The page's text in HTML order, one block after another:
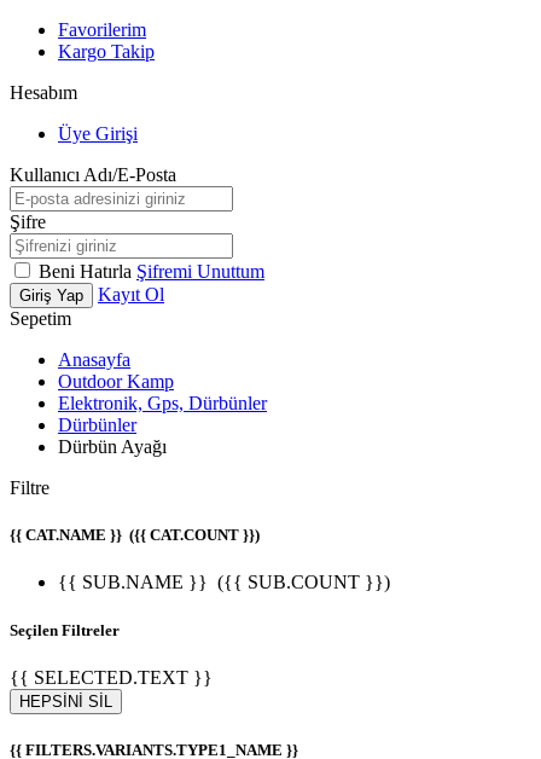
Favorilerim
Kargo Takip
Hesabım
Üye Girişi
Kullanıcı Adı/E-Posta
Şifre
Beni Hatırla Şifremi Unuttum
Giriş Yap
Kayıt Ol
Sepetim
Anasayfa
Outdoor Kamp
Elektronik, Gps, Dürbünler
Dürbünler
Dürbün Ayağı
Filtre
{{ CAT.NAME }} ({{ CAT.COUNT }})
{{ SUB.NAME }} ({{ SUB.COUNT }})
Seçilen Filtreler
{{ SELECTED.TEXT }}
HEPSİNİ SİL
{{ FILTERS.VARIANTS.TYPE1_NAME }}